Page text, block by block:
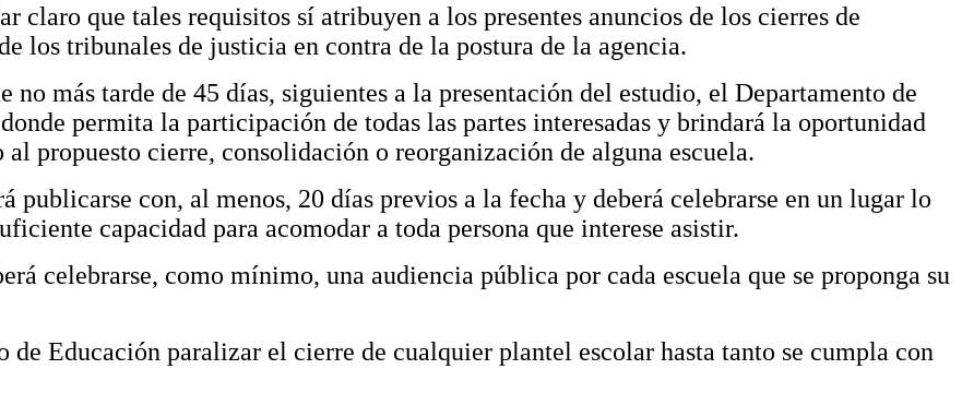
claro que tales requisitos sí atribuyen a los presentes anuncios de los cierres de
los tribunales de justicia en contra de la postura de la agencia.
más tarde de 45 días, siguientes a la presentación del estudio, el Departamento de
permita la participación de todas las partes interesadas y brindará la oportunidad
propuesto cierre, consolidación o reorganización de alguna escuela.
con, al menos, 20 días previos a la fecha y deberá celebrarse en un lugar lo
capacidad para acomodar a toda persona que interese asistir.
celebrarse, como mínimo, una audiencia pública por cada escuela que se proponga su
Educación paralizar el cierre de cualquier plantel escolar hasta tanto se cumpla con